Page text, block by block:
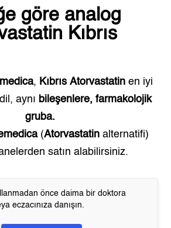
göre analog
Kıbrıs
, Kıbrıs Atorvastatin en iyi
aynı bileşenlere, farmakolojik
gruba.
(Atorvastatin alternatifi)
satın alabilirsiniz.
önce daima bir doktora
eczacınıza danışın.